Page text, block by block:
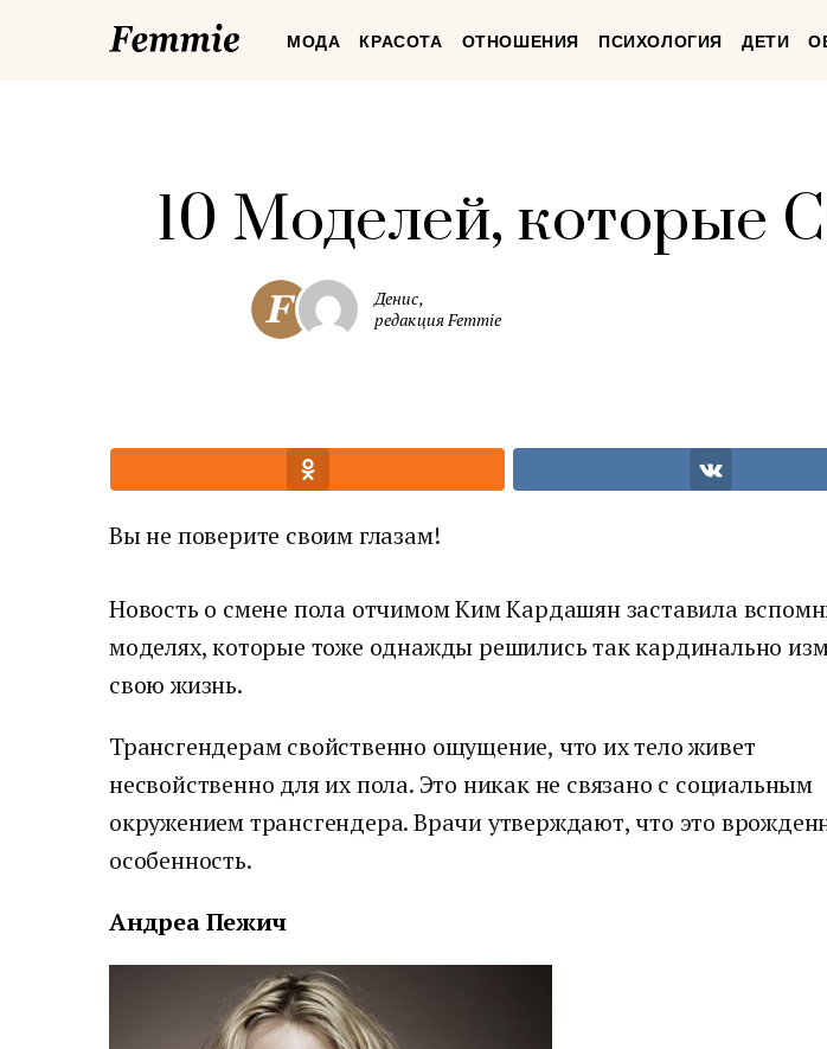
FemmieМОДА КРАСОТА ОТНОШЕНИЯ ПСИХОЛОГИЯ ДЕТИ
10 Моделей,
Денис,
редакция Femmie
Вы не поверите своим глазам!
Новость о смене пола отчимом Ким Кардашян заставила
моделях, которые тоже однажды решились так кардинально
свою жизнь.
Трансгендерам свойственно ощущение, что их тело живет
несвойственно для их пола. Это никак не связано с социальным
окружением трансгендера. Врачи утверждают, что это
особенность.
Андреа Пежич